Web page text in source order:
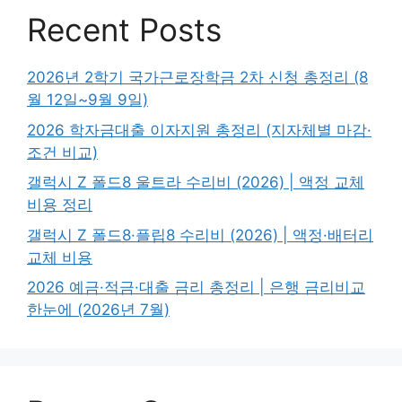
Recent Posts
2026년 2학기 국가근로장학금 2차 신청 총정리 (8
월 12일~9월 9일)
2026 학자금대출 이자지원 총정리 (지자체별 마감·
조건 비교)
갤럭시 Z 폴드8 울트라 수리비 (2026) | 액정 교체
비용 정리
갤럭시 Z 폴드8·플립8 수리비 (2026) | 액정·배터리
교체 비용
2026 예금·적금·대출 금리 총정리 | 은행 금리비교
한눈에 (2026년 7월)